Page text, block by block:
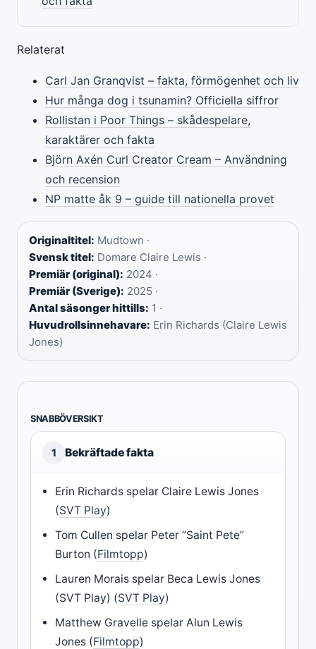
Relaterat
Carl Jan Granqvist – fakta, förmögenhet och liv
Hur många dog i tsunamin? Officiella siffror
Rollistan i Poor Things – skådespelare,
karaktärer och fakta
Björn Axén Curl Creator Cream – Användning
och recension
NP matte åk 9 – guide till nationella provet
Originaltitel: Mudtown ·
Svensk titel: Domare Claire Lewis ·
Premiär (original): 2024 ·
Premiär (Sverige): 2025 ·
Antal säsonger hittills: 1 ·
Huvudrollsinnehavare: Erin Richards (Claire Lewis
Jones)
SNABBÖVERSIKT
1 Bekräftade fakta
Erin Richards spelar Claire Lewis Jones
(SVT Play)
Tom Cullen spelar Peter ”Saint Pete”
Burton (Filmtopp)
Lauren Morais spelar Beca Lewis Jones
(SVT Play) (SVT Play)
Matthew Gravelle spelar Alun Lewis
Jones (Filmtopp)